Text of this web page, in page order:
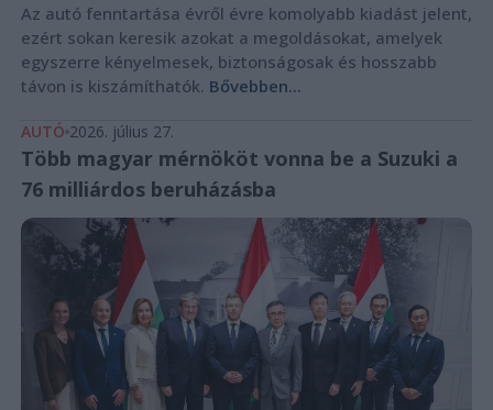
Az autó fenntartása évről évre komolyabb kiadást jelent,
ezért sokan keresik azokat a megoldásokat, amelyek
egyszerre kényelmesek, biztonságosak és hosszabb
távon is kiszámíthatók. Bővebben...
AUTÓ 2026. július 27.
Több magyar mérnököt vonna be a Suzuki a
76 milliárdos beruházásba